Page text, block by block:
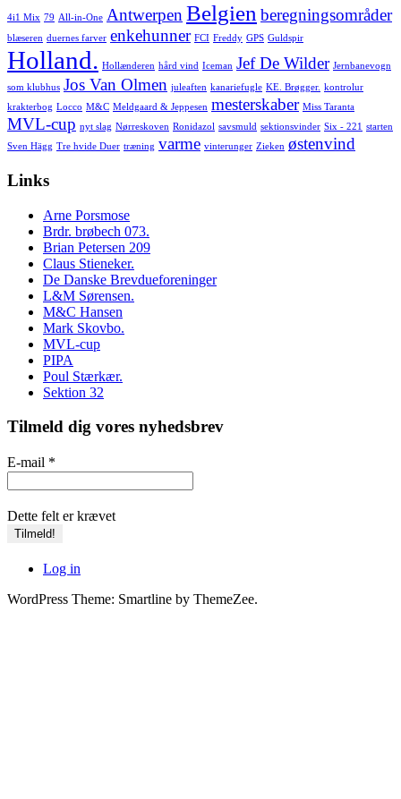
4i1 Mix 79 All-in-One Antwerpen Belgien beregningsområder
blæseren duernes farver enkehunner FCI Freddy GPS Guldspir
Holland. Hollænderen hård vind Iceman Jef De Wilder Jernbanevogn
som klubhus Jos Van Olmen juleaften kanariefugle KE. Brøgger. kontrolur
krakterbog Locco M&C Meldgaard & Jeppesen mesterskaber Miss Taranta
MVL-cup nyt slag Nørreskoven Ronidazol savsmuld sektionsvinder Six - 221
starten
Sven Hägg Tre hvide Duer træning varme vinterunger Zieken østenvind
Links
Arne Porsmose
Brdr. brøbech 073.
Brian Petersen 209
Claus Stieneker.
De Danske Brevdueforeninger
L&M Sørensen.
M&C Hansen
Mark Skovbo.
MVL-cup
PIPA
Poul Stærkær.
Sektion 32
Tilmeld dig vores nyhedsbrev
E-mail *
Dette felt er krævet
Log in
WordPress Theme: Smartline by ThemeZee.